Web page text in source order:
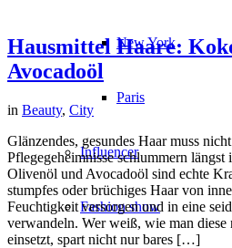
New York
Paris
Influencer
Fashion show
Hausmittel Haare:
Avocadoöl
in Beauty, City
Glänzendes, gesundes Haar muss
Pflegegeheimnisse schlummern
Olivenöl und Avocadoöl sind echte
stumpfes oder brüchiges Haar von
Feuchtigkeit versorgen und in eine
verwandeln. Wer weiß, wie man diese
einsetzt, spart nicht nur bares […]